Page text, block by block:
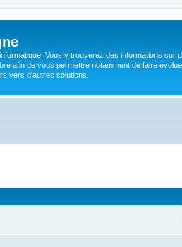
Vous y trouverez des informations sur
afin de vous permettre notamment de faire
vers d'autres solutions.